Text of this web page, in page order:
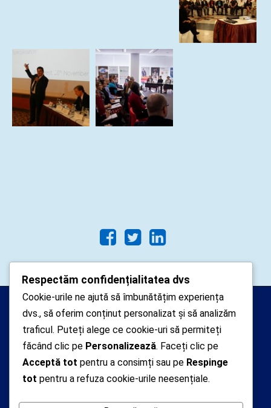
Arhipelago Interactive © 2010-
2024. Toate drepturile rezervate.
Datele cu caracter personal
colectate pe acest site sunt administrate de un
operator
Respectăm confidențialitatea dvs
Cookie-urile ne ajută să îmbunătățim experiența
dvs., să oferim conținut personalizat și să analizăm
traficul. Puteți alege ce cookie-uri să permiteți
făcând clic pe Personalizează. Faceți clic pe
Acceptă tot pentru a consimți sau pe Respinge
tot pentru a refuza cookie-urile neesențiale.